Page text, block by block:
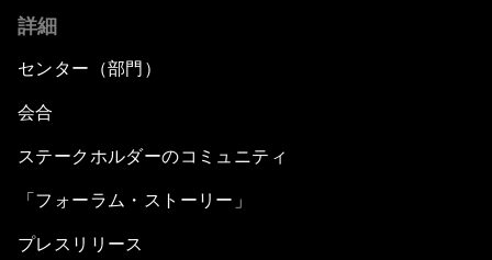
詳細
センター（部門）
会合
ステークホルダーのコミュニティ
「フォーラム・ストーリー」
プレスリリース